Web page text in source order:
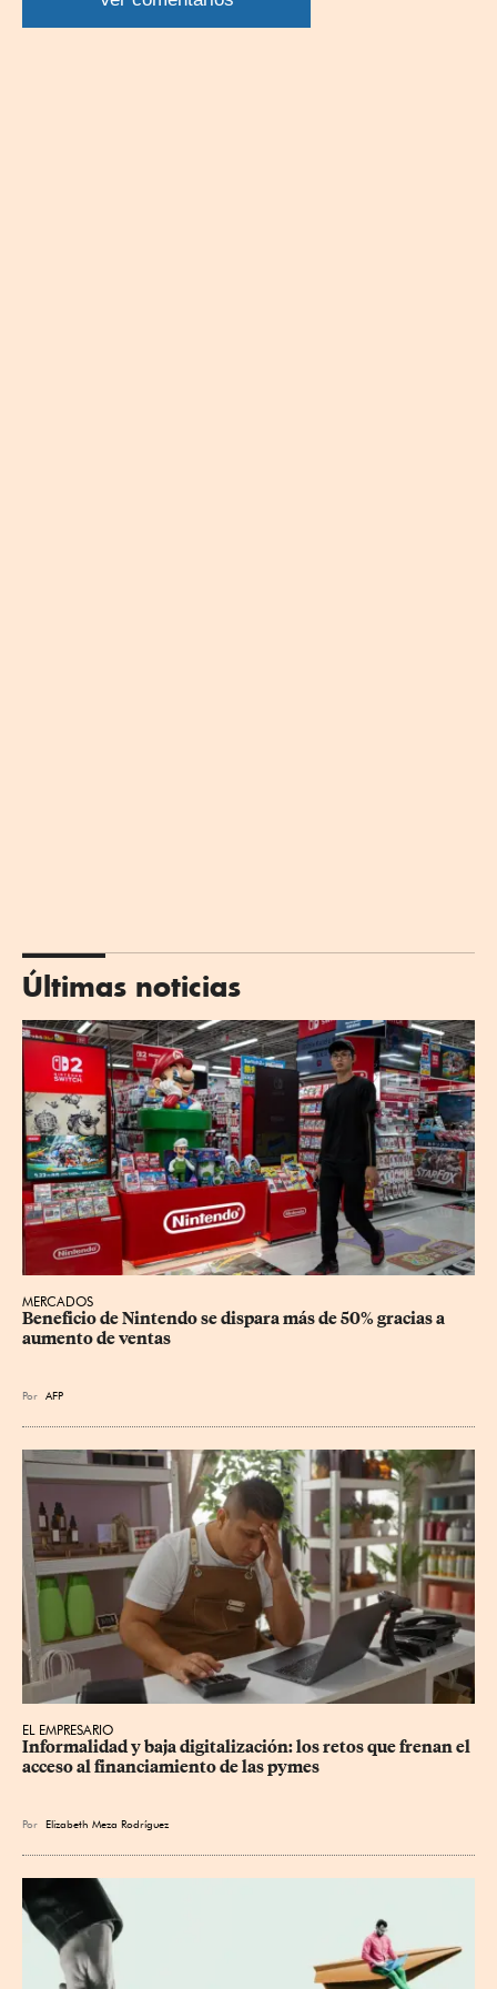
Últimas noticias
MERCADOS
Beneficio de Nintendo se dispara más de 50% gracias a
aumento de ventas
Por AFP
EL EMPRESARIO
Informalidad y baja digitalización: los retos que frenan el
acceso al financiamiento de las pymes
Por Elizabeth Meza Rodríguez